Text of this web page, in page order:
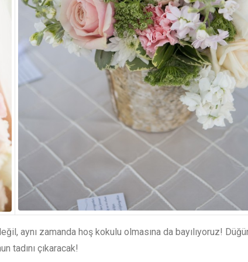
aynı zamanda hoş kokulu olmasına da bayılıyoruz!
tadını çıkaracak!